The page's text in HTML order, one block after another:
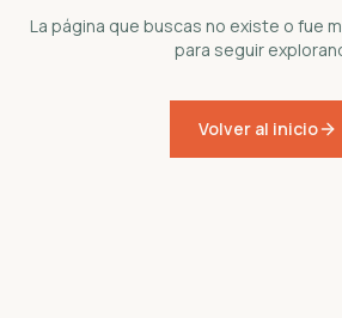
La página que buscas no existe o fue
para seguir
Volver al inicio